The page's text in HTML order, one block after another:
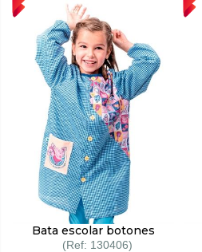
Bata escolar botones
130406